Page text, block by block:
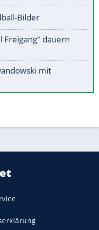
Bilder
Freigang" dauern
mit